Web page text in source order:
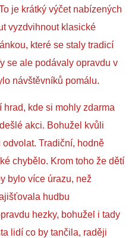
je krátký výčet nabízených
vyzdvihnout klasické
které se staly tradicí
se ale podávaly opravdu v
návštěvníků pomálu.
hrad, kde si mohly zdarma
akci. Bohužel kvůli
Tradiční, hodně
chybělo. Krom toho že dětí
bylo více úrazu, než
hudbu
hezky, bohužel i tady
lidí co by tančila, raději